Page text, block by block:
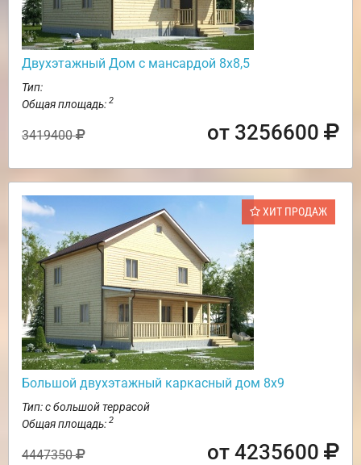
Двухэтажный Дом с мансардой 8х8,5
Тип:
Общая площадь: 2
3419400 от 3256600
ХИТ ПРОДАЖ
Большой двухэтажный каркасный дом 8х9
Тип: с большой террасой
Общая площадь: 2
4447350 от 4235600